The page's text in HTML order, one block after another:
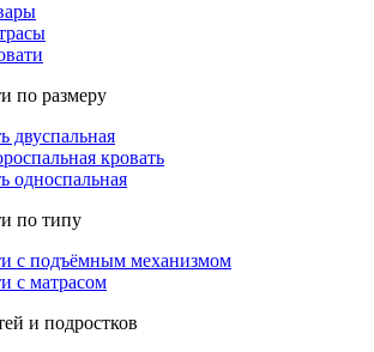
по размеру
двуспальная
кровать
односпальная
по типу
с подъёмным механизмом
с матрасом
и подростков